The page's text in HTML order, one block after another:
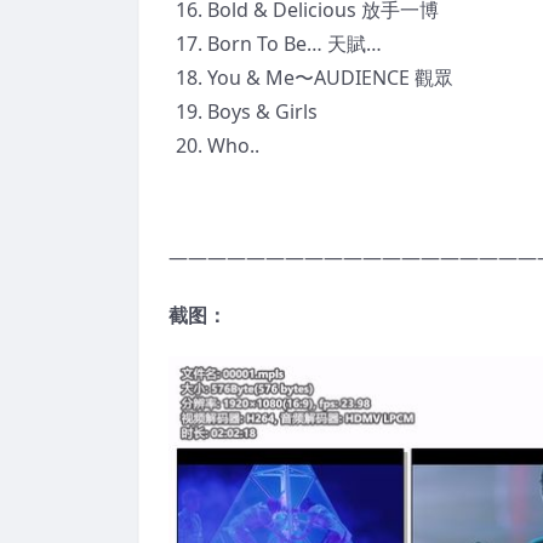
Bold & Delicious 放手一博
Born To Be… 天賦…
You & Me〜AUDIENCE 觀眾
Boys & Girls
Who..
截图：